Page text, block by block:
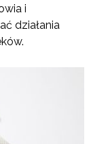
i
działania